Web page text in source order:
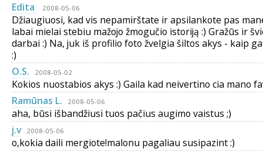
Edita
2008-05-06
Džiaugiuosi, kad vis nepamirštate ir apsilankote pas
labai mielai stebiu mažojo žmogučio istoriją :) Gražūs ir
darbai :) Na, juk iš profilio foto žvelgia šiltos akys - kaip
:)
O.S.
2008-05-02
Kokios nuostabios akys :) Gaila kad neivertino cia mano
Ramūnas L.
2008-05-06
aha, būsi išbandžiusi tuos pačius augimo vaistus ;)
j.v
2008-05-06
o,kokia daili mergiote!malonu pagaliau susipazint :)